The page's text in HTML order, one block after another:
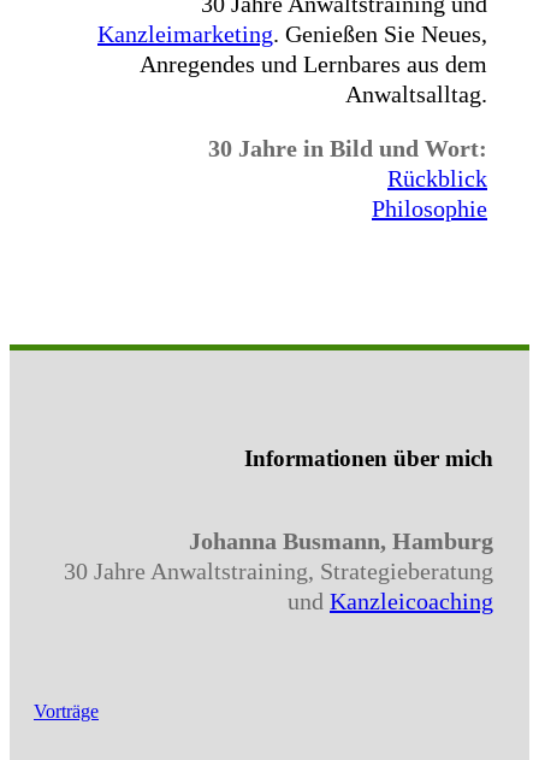
Kanzleimarketing. Genießen Sie Neues,
Anregendes und Lernbares aus dem
Anwaltsalltag.
30 Jahre in Bild und Wort:
Rückblick
Philosophie
Informationen über mich
Johanna Busmann, Hamburg
30 Jahre Anwaltstraining, Strategieberatung
und Kanzleicoaching
Vorträge